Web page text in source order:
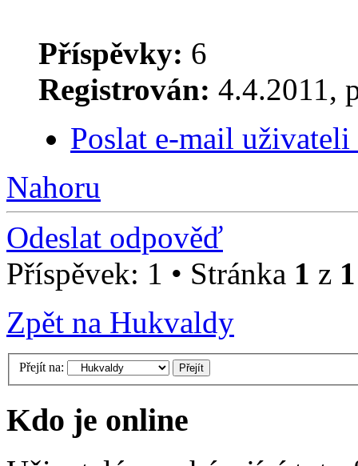
Příspěvky: 6
Registrován: 4.4.2011,
Poslat e-mail
Nahoru
Odeslat odpověď
Příspěvek: 1 • Stránka 1 z 1
Zpět na Hukvaldy
Přejít na:
Kdo je online